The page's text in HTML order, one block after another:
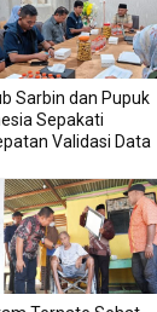
Sarbin dan Pupuk
Sepakati
Validasi Data